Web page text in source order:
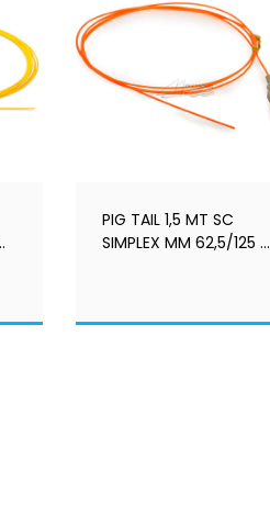
PIG TAIL 1,5 MT SC
SIMPLEX MM 62,5/125 -